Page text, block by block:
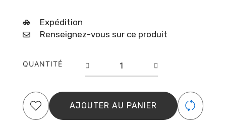
Expédition
Renseignez-vous sur ce produit
QUANTITÉ
Cheveux
Osmo
Essence
AJOUTER AU PANIER